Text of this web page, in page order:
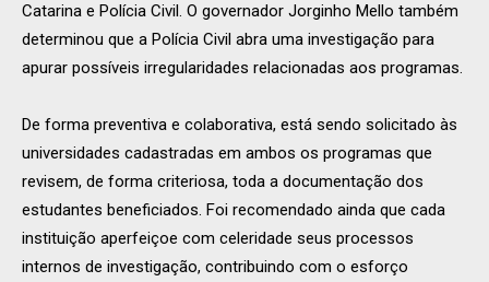
Catarina e Polícia Civil. O governador Jorginho Mello também
determinou que a Polícia Civil abra uma investigação para
apurar possíveis irregularidades relacionadas aos programas.
De forma preventiva e colaborativa, está sendo solicitado às
universidades cadastradas em ambos os programas que
revisem, de forma criteriosa, toda a documentação dos
estudantes beneficiados. Foi recomendado ainda que cada
instituição aperfeiçoe com celeridade seus processos
internos de investigação, contribuindo com o esforço